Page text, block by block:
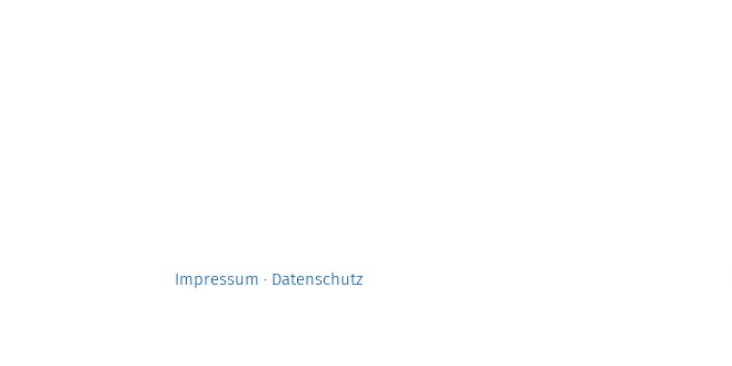
Impressum · Datenschutz